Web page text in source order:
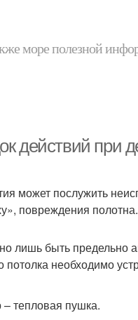
море полезной
действий при
может послужить
повреждения полотна.
лишь быть предельно
необходимо
тепловая пушка.